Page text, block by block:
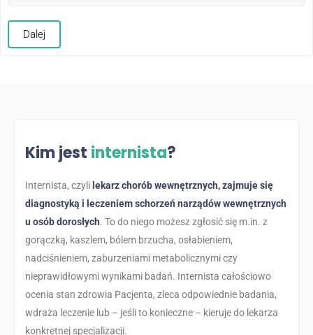
Dalej
Kim jest internista?
Internista, czyli lekarz chorób wewnętrznych, zajmuje się
diagnostyką i leczeniem schorzeń narządów wewnętrznych
u osób dorosłych. To do niego możesz zgłosić się m.in. z
gorączką, kaszlem, bólem brzucha, osłabieniem,
nadciśnieniem, zaburzeniami metabolicznymi czy
nieprawidłowymi wynikami badań. Internista całościowo
ocenia stan zdrowia Pacjenta, zleca odpowiednie badania,
wdraża leczenie lub – jeśli to konieczne – kieruje do lekarza
konkretnej specjalizacji.